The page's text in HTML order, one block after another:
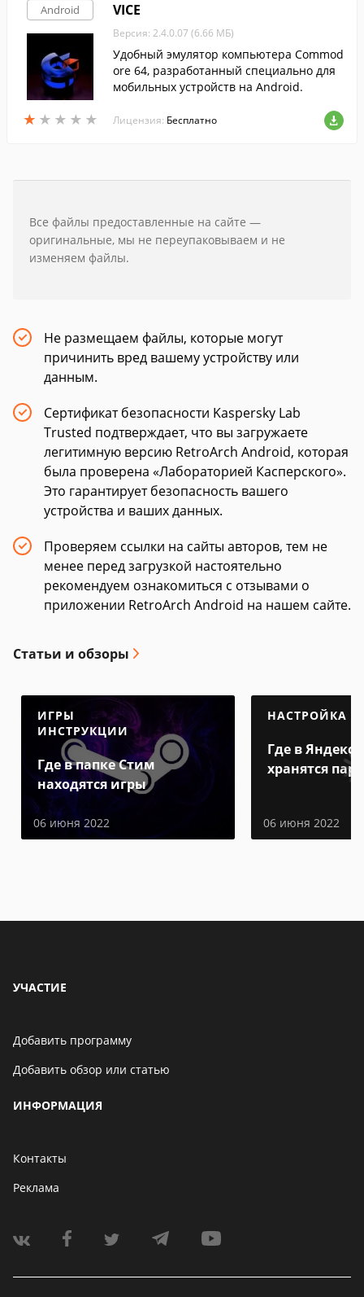
Android
★ ★ ★ ★ ★
★ ★ ★ ★ ★
VICE
Версия: 2.4.0.07 (6.66 МБ)
Удобный эмулятор компьютера Commod
ore 64, разработанный специально для
мобильных устройств на Android.
Лицензия: Бесплатно
Все файлы предоставленные на сайте —
оригинальные, мы не переупаковываем и не
изменяем файлы.
Не размещаем файлы, которые могут
причинить вред вашему устройству или
данным.
Сертификат безопасности Kaspersky Lab
Trusted подтверждает, что вы загружаете
легитимную версию RetroArch Android, которая
была проверена «Лабораторией Касперского».
Это гарантирует безопасность вашего
устройства и ваших данных.
Проверяем ссылки на сайты авторов, тем не
менее перед загрузкой настоятельно
рекомендуем ознакомиться с отзывами о
приложении RetroArch Android на нашем сайте.
Статьи и обзоры
ИГРЫ
ИНСТРУКЦИИ
Где в папке Стим
находятся игры
06 июня 2022
НАСТРОЙКА
Где в Яндекс
хранятся
06 июня 2022
УЧАСТИЕ
Добавить программу
Добавить обзор или статью
ИНФОРМАЦИЯ
Контакты
Реклама